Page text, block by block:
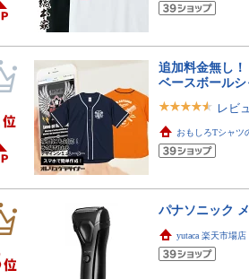
追加料金無し
ベースボール
レビ
おもしろTシャツ
パナソニック
yutaca 楽天市場店